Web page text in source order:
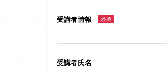
受講者情報 必須
受講者氏名